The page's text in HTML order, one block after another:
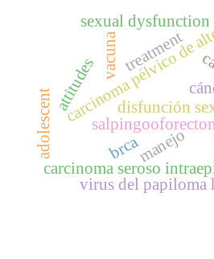
brca
carcinoma seroso
carcinoma pélvico
disfunción
sexual dysfunction
virus del papiloma
vacuna
attitudes
adolescent manejo
treatment